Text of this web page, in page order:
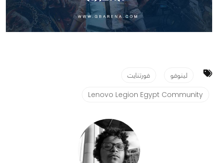
لينوفو
فورتنايت
Lenovo Legion Egypt Community